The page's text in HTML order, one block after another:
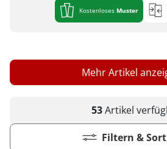
Kostenloses Muster
Mehr Artikel
53Artikel
Filtern &